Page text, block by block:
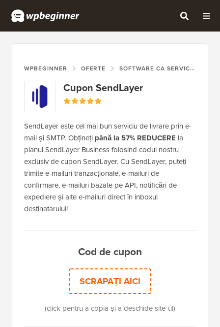
WPBEGINNER OFERTE SOFTWARE CA SERVICIU (SAAS)
Cupon SendLayer
SendLayer este cel mai bun serviciu de livrare prin e-
mail și SMTP. Obțineți până la 57% REDUCERE la
planul SendLayer Business folosind codul nostru
exclusiv de cupon SendLayer. Cu SendLayer, puteți
trimite e-mailuri tranzacționale, e-mailuri de
confirmare, e-mailuri bazate pe API, notificări de
expediere și alte e-mailuri direct în inboxul
destinatarului!
Cod de cupon
SCRAPAȚI AICI
(click pentru a copia și a deschide site-ul)